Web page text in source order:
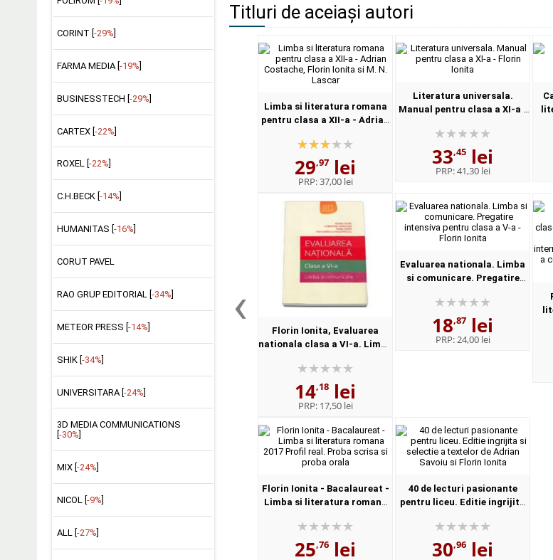
CORINT [ -29%
FARMA MEDIA [ -19%
BUSINESSTECH [-29%]
CARTEX [-22%]
ROXEL [ -22%
C.H.BECK [ -14%
HUMANITAS [ -16%
CORUT PAVEL
RAO GRUP EDITORIAL [ -34%
METEOR PRESS [ -14%
SHIK [-34%]
UNIVERSITARA [-24%]
3D MEDIA COMMUNICATIONS
-30%
MIX [ -24%
NICOL [ -9%
ALL [ -27%
Titluri de aceiași autori
‹
Limba si literatura romana
pentru clasa a XII-a - Adrian
N. Lascar
29,97 lei
PRP:37,00 lei
Literatura universala.
Manual pentru clasa a XI-a -
33,45 lei
PRP:41,30 lei
Florin Ionita, Evaluarea
nationala clasa a VI-a. Limba
14,18 lei
PRP: 17,50 lei
Evaluarea nationala. Limba
si comunicare. Pregatire
Florin Ionita
18,87 lei
PRP:24,00 lei
Florin Ionita - Bacalaureat -
Limba si literatura romana
si proba orala
25,76 lei
40 de lecturi pasionante
pentru liceu. Editie ingrijita
Adrian Savoiu si Florin Ionita
30,96 lei